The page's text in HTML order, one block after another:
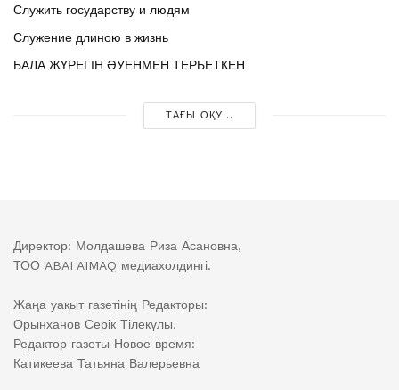
Служить государству и людям
Служение длиною в жизнь
БАЛА ЖҮРЕГІН ӘУЕНМЕН ТЕРБЕТКЕН
ТАҒЫ ОҚУ...
Директор: Молдашева Риза Асановна,
ТОО ABAI AIMAQ медиахолдингі.
Жаңа уақыт газетінің Редакторы:
Орынханов Серік Тілекұлы.
Редактор газеты Новое время:
Катикеева Татьяна Валерьевна